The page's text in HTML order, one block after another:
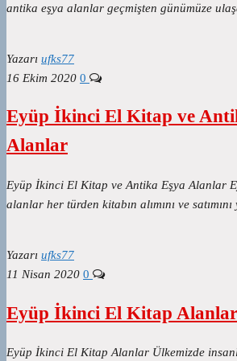
antika eşya alanlar geçmişten günümüze
Yazarı ufks77
16 Ekim 2020 0
Eyüp İkinci El Kitap ve
Alanlar
Eyüp İkinci El Kitap ve Antika Eşya Alanlar
alanlar her türden kitabın alımını ve
Yazarı ufks77
11 Nisan 2020 0
Eyüp İkinci El Kitap Alanlar
Eyüp İkinci El Kitap Alanlar Ülkemizde